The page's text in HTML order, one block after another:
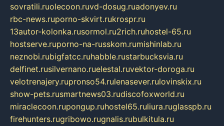
sovratili.ruolecoon.ruvd-dosug.ruadonyev.ru
rbc-news.ruporno-skvirt.rukrospr.ru
13autor-kolonka.rusormol.ru2rich.ruhostel-65.ru
hostserve.ruporno-na-russkom.rumishinlab.ru
neznobi.rubigfatcc.ruhabble.rustarbucksvia.ru
delfinet.rusilvernano.ruelestal.ruvektor-doroga.ru
velotrenajery.rupronso54.rulenasever.rulovinskix.ru
show-pets.rusmartnews03.rudiscofoxworld.ru
miraclecoon.rupongup.ruhostel65.ruliura.ruglasspb.ru
firehunters.rugribowo.rugnalis.rubulkitula.ru